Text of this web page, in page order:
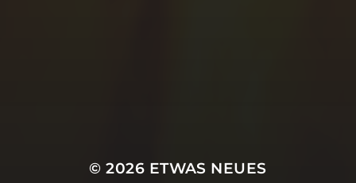
© 2026 ETWAS NEUES